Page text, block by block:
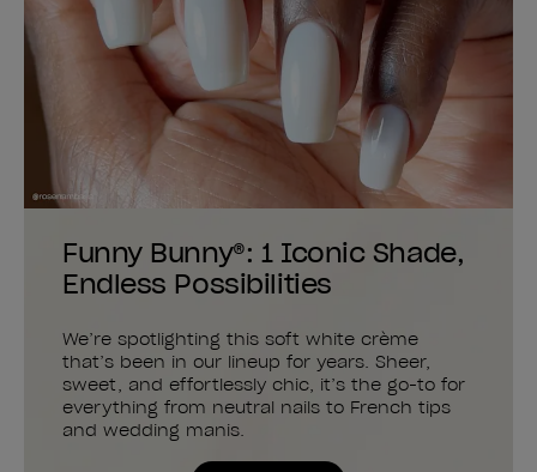
Funny Bunny®: 1 Iconic Shade,
Endless Possibilities
We’re spotlighting this soft white crème
that’s been in our lineup for years. Sheer,
sweet, and effortlessly chic, it’s the go-to for
everything from neutral nails to French tips
and wedding manis.